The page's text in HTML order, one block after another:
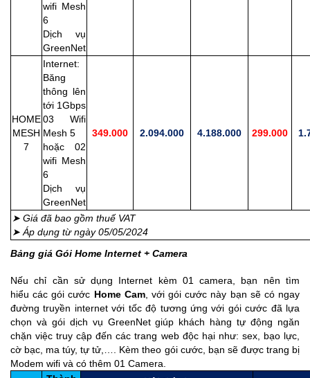
wifi Mesh
6
Dịch vụ
GreenNet
HOME
MESH
7
Internet:
Băng
thông lên
tới 1Gbps
03 Wifi
Mesh 5
hoặc 02
wifi Mesh
6
Dịch vụ
GreenNet
349.000 2.094.000 4.188.000 299.000
➤ Giá đã bao gồm thuế VAT
➤ Áp dụng từ ngày 05/05/2024
Bảng giá Gói Home Internet + Camera
Nếu chỉ cần sử dụng Internet kèm 01 camera, bạn nên tìm
hiểu các gói cước Home Cam, với gói cước này bạn sẽ có ngay
đường truyền internet với tốc độ tương ứng với gói cước đã lựa
chọn và gói dịch vụ GreenNet giúp khách hàng tự động ngăn
chặn việc truy cập đến các trang web độc hại như: sex, bạo lực,
cờ bạc, ma túy, tự tử,…. Kèm theo gói cước, bạn sẽ được trang bị
Modem wifi và có thêm 01 Camera.